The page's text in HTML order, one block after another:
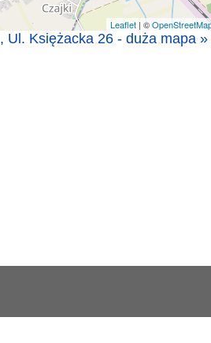
Leaflet | ©
Ul. Księżacka 26 - duża mapa »